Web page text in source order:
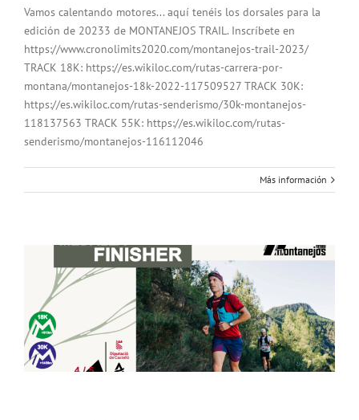
Vamos calentando motores... aquí tenéis los dorsales para la
edición de 20233 de MONTANEJOS TRAIL. Inscríbete en
https://www.cronolimits2020.com/montanejos-trail-2023/
TRACK 18K: https://es.wikiloc.com/rutas-carrera-por-
montana/montanejos-18k-2022-117509527 TRACK 30K:
https://es.wikiloc.com/rutas-senderismo/30k-montanejos-
118137563 TRACK 55K: https://es.wikiloc.com/rutas-
senderismo/montanejos-116112046
Más información